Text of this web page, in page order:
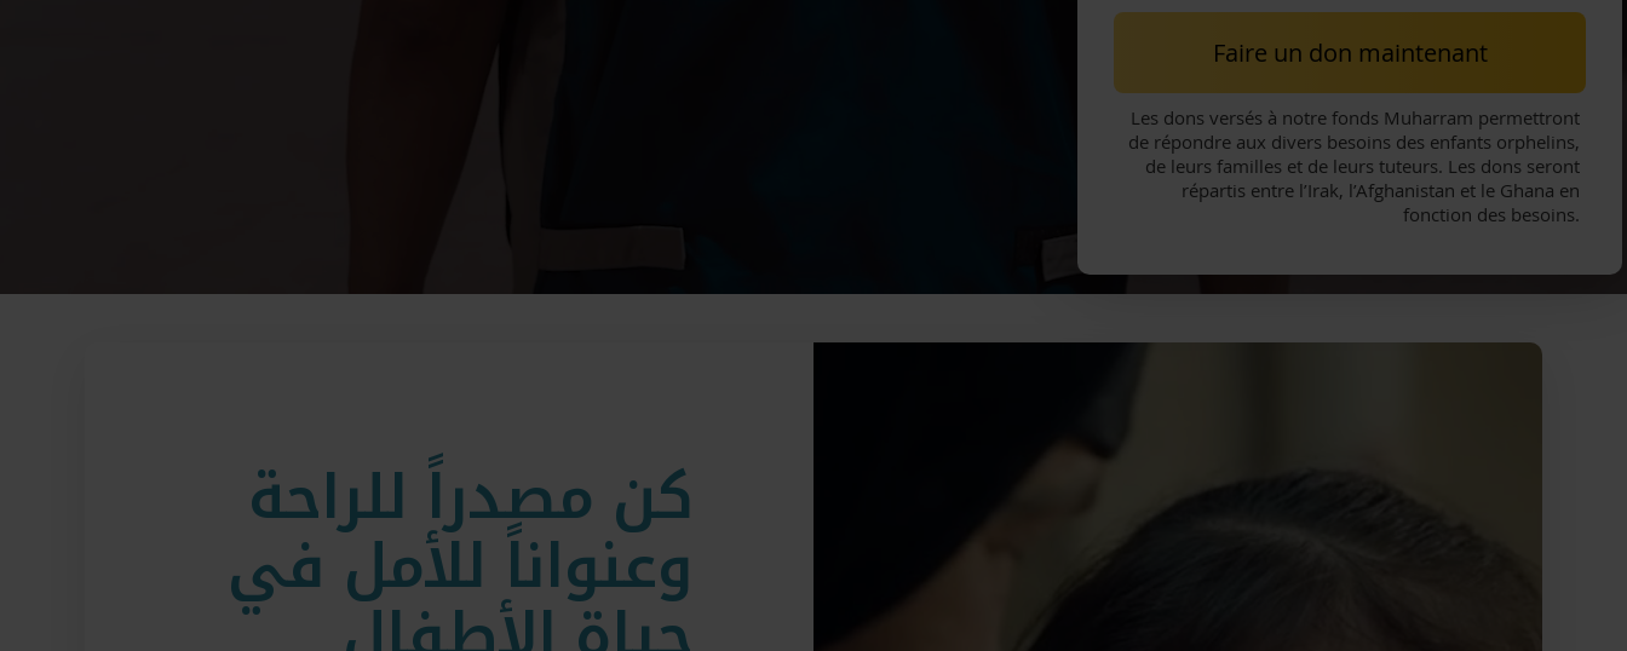
Faire un don maintenant
Les dons versés à notre fonds Muharram permettront
de répondre aux divers besoins des enfants orphelins,
de leurs familles et de leurs tuteurs. Les dons seront
répartis entre l’Irak, l’Afghanistan et le Ghana en
fonction des besoins.
كن مصدراً للراحة
وعنواناً للأمل في